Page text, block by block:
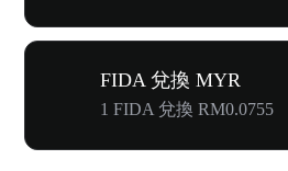
FIDA 兌換 MYR
1 FIDA 兌換 RM0.0755